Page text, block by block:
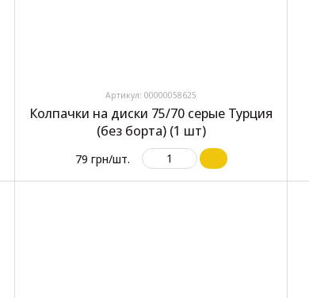
Артикул: 00000058625
Колпачки на диски 75/70 серые Турция
(без борта) (1 шт)
79 грн/шт.